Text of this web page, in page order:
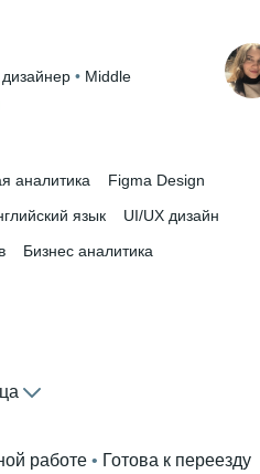
наук 3 года и 11 месяцев
• Middle
аналитика
Figma Design
язык
UI/UX дизайн
Бизнес аналитика
работе • Готова к переезду